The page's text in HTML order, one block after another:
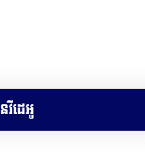
វីដេអូ